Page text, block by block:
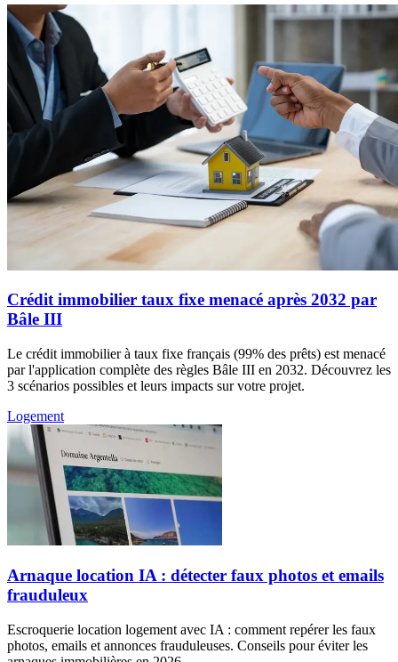
Crédit immobilier taux fixe menacé après 2032 par
Bâle III
Le crédit immobilier à taux fixe français (99% des prêts) est menacé
par l'application complète des règles Bâle III en 2032. Découvrez les
3 scénarios possibles et leurs impacts sur votre projet.
Logement
Arnaque location IA : détecter faux photos et emails
frauduleux
Escroquerie location logement avec IA : comment repérer les faux
photos, emails et annonces frauduleuses. Conseils pour éviter les